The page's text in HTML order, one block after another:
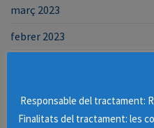
març 2023
febrer 2023
novembre 2022
Responsable del tractament:
Finalitats del tractament: les